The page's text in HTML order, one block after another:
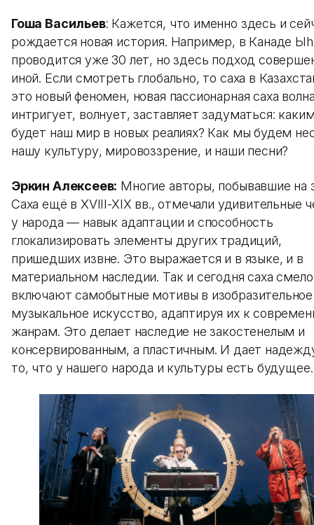
Гоша Васильев: Кажется, что именно здесь и
рождается новая история. Например, в Канаде
проводится уже 30 лет, но здесь подход
иной. Если смотреть глобально, то саха в
это новый феномен, новая пассионарная саха
интригует, волнует, заставляет задуматься:
будет наш мир в новых реалиях? Как мы будем
нашу культуру, мировоззрение, и наши песни?
Эркин Алексеев: Многие авторы, побывавшие на
Саха ещё в XVIII-XIX вв., отмечали удивительные
у народа — навык адаптации и способность
глокализировать элементы других традиций,
пришедших извне. Это выражается и в языке, и в
материальном наследии. Так и сегодня саха смело
включают самобытные мотивы в
музыкальное искусство, адаптируя их к
жанрам. Это делает наследие не закостенелым и
консервированным, а пластичным. И дает
то, что у нашего народа и культуры есть будущее.